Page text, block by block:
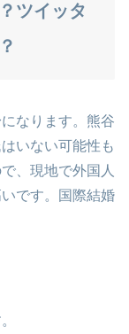
ツイッタ
なります。熊谷
いない可能性も
、現地で外国人
です。国際結婚